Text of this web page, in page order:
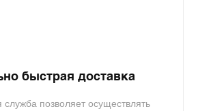
быстрая доставка
служба позволяет осуществлять